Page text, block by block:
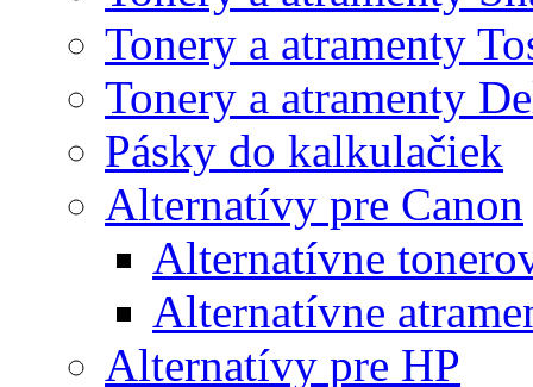
Tonery a atramenty
Tonery a atramenty
Pásky do kalkulačiek
Alternatívy pre Canon
Alternatívne
Alternatívne
Alternatívy pre HP